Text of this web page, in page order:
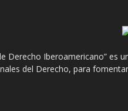
Derecho Iberoamericano” es
del Derecho, para